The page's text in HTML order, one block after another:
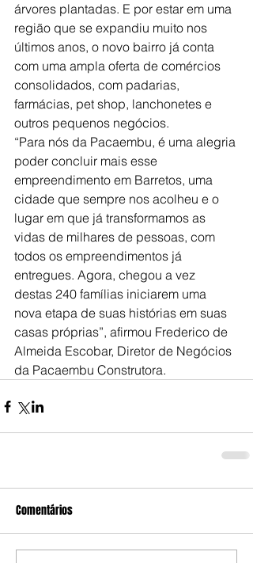
árvores plantadas. E por estar em uma
região que se expandiu muito nos
últimos anos, o novo bairro já conta
com uma ampla oferta de comércios
consolidados, com padarias,
farmácias, pet shop, lanchonetes e
outros pequenos negócios.
“Para nós da Pacaembu, é uma alegria
poder concluir mais esse
empreendimento em Barretos, uma
cidade que sempre nos acolheu e o
lugar em que já transformamos as
vidas de milhares de pessoas, com
todos os empreendimentos já
entregues. Agora, chegou a vez
destas 240 famílias iniciarem uma
nova etapa de suas histórias em suas
casas próprias”, afirmou Frederico de
Almeida Escobar, Diretor de Negócios
da Pacaembu Construtora.
Comentários